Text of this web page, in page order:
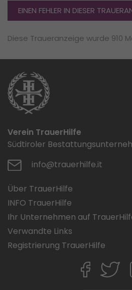
EINEN FEHLER IN DIESER
Diese Traueranzeige wurde 910
Verein TrauerHilfe
Südtiroler
info@trauerhilfe.it
Über TrauerHilfe
INFO TrauerHilfe
Ihr Unternehmen auf
Verwandte Links
Registrierung TrauerHilfe